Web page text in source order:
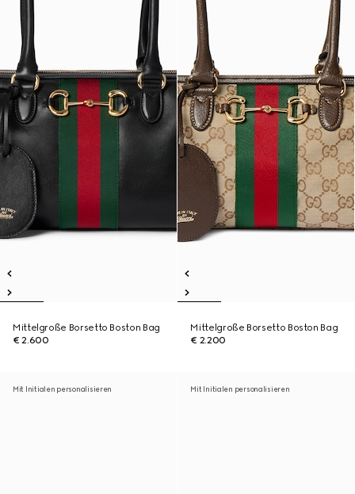
Mittelgroße Borsetto Boston Bag
€ 2.600
Mittelgroße Borsetto Boston Bag
€ 2.200
Mit Initialen personalisieren Mit Initialen personalisieren